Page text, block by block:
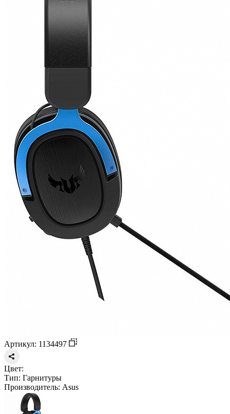
Артикул: 1134497
Цвет:
Тип: Гарнитуры
Производитель: Asus